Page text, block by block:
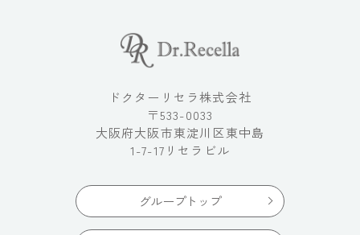
ドクターリセラ株式会社
〒533-0033
大阪府大阪市東淀川区東中島
1-7-17リセラビル
グループトップ